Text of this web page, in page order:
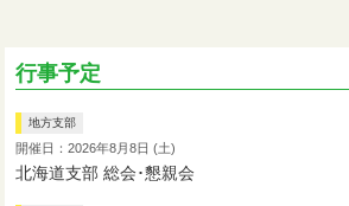
行事予定
地方支部
開催日：2026年8月8日 (土)
北海道支部 総会･懇親会